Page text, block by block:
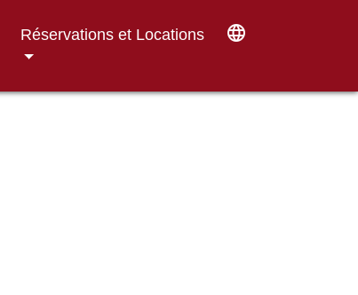
Réservations et Locations language